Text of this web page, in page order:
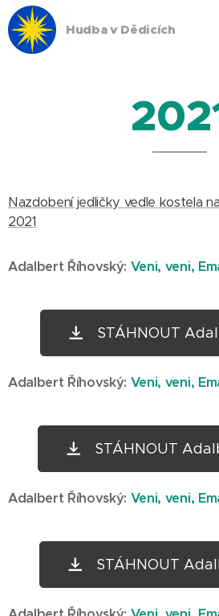
Hudba v Dědicích
Nazdobení jedličky vedle kostela
2021
Adalbert Říhovský: Veni, veni,
STÁHNOUT
Adalbert Říhovský: Veni, veni,
STÁHNOUT
Adalbert Říhovský: Veni, veni,
STÁHNOUT